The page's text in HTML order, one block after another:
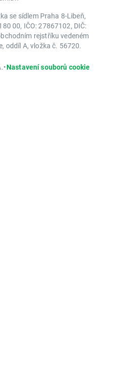
se sídlem Praha 8-Libeň,
00, IČO: 27867102, DIČ:
rejstříku vedeném
oddíl A, vložka č. 56720.
•Nastavení souborů cookie